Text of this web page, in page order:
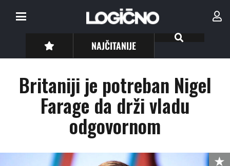
NAJČITANIJE
Britaniji je potreban Nigel
Farage da drži vladu
odgovornom